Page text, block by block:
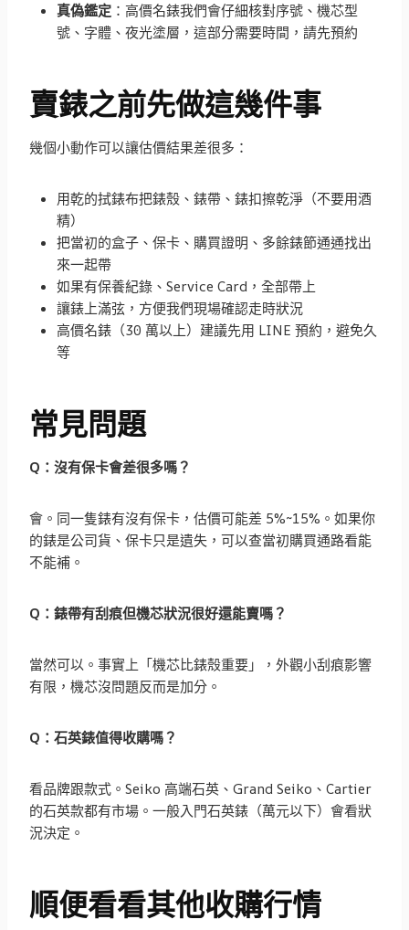
真偽鑑定 ：高價名錶我們會仔細核對序號、機芯型
號、字體、夜光塗層，這部分需要時間，請先預約
賣錶之前先做這幾件事
幾個小動作可以讓估價結果差很多：
用乾的拭錶布把錶殼、錶帶、錶扣擦乾淨（不要用酒
精）
把當初的盒子、保卡、購買證明、多餘錶節通通找出
來一起帶
如果有保養紀錄、Service Card，全部帶上
讓錶上滿弦，方便我們現場確認走時狀況
高價名錶（30 萬以上）建議先用 LINE 預約，避免久
等
常見問題
Q：沒有保卡會差很多嗎？
會。同一隻錶有沒有保卡，估價可能差 5%~15%。如果你
的錶是公司貨、保卡只是遺失，可以查當初購買通路看能
不能補。
Q：錶帶有刮痕但機芯狀況很好還能賣嗎？
當然可以。事實上「機芯比錶殼重要」，外觀小刮痕影響
有限，機芯沒問題反而是加分。
Q：石英錶值得收購嗎？
看品牌跟款式。Seiko 高端石英、Grand Seiko、Cartier
的石英款都有市場。一般入門石英錶（萬元以下）會看狀
況決定。
順便看看其他收購行情